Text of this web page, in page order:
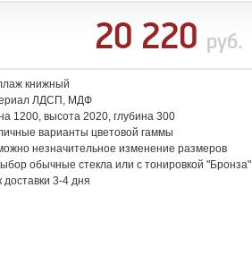
20 220 руб.
книжный
ЛДСП, МДФ
1200, высота 2020, глубина 300
варианты цветовой гаммы
незначительное изменение размеров
обычные стекла или с тонировкой "Бронза"
доставки 3-4 дня